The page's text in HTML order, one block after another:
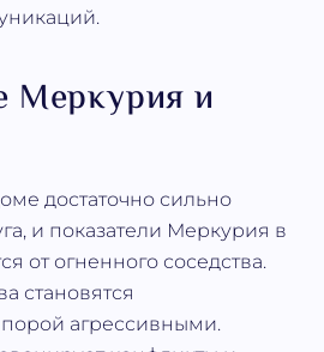
Меркурия и
достаточно сильно
и показатели Меркурия в
от огненного соседства.
становятся
агрессивными.